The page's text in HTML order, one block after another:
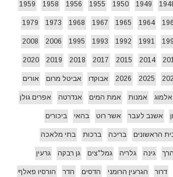
1949
1950
1955
1956
1958
1959
1964
1965
1967
1968
1973
1979
1991
1992
1993
1995
2006
2008
2014
2015
2017
2018
2019
2020
2025
2026 אבוקדו אביטל מרום אורים
אלמוג אמנות אמת המים אנדרטה אפרים גולן
אשנב לעבר אשר רוט בהאי ביכורים
הראשונים בריכה ברכות בתי מלאכה
גינה גלריה גמל"צים גן רבקה גרעין
דרור הגרעין הרומני הדסים הדר הורסיו פאלף